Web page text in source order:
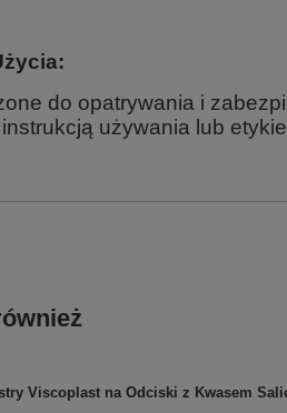
do opatrywania i
używania lub
Viscoplast na Odciski z Kwasem